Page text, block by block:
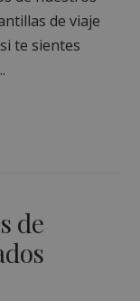
de viaje
te sientes
de